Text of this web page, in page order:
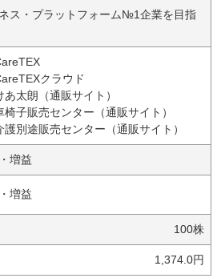
ス・プラットフォーム№1企業を目指
クラウド
あ太朗（通販サイト）
椅子販売センター（通販サイト）
護別途販売センター（通販サイト）
増益
増益
100株
1,374.0円